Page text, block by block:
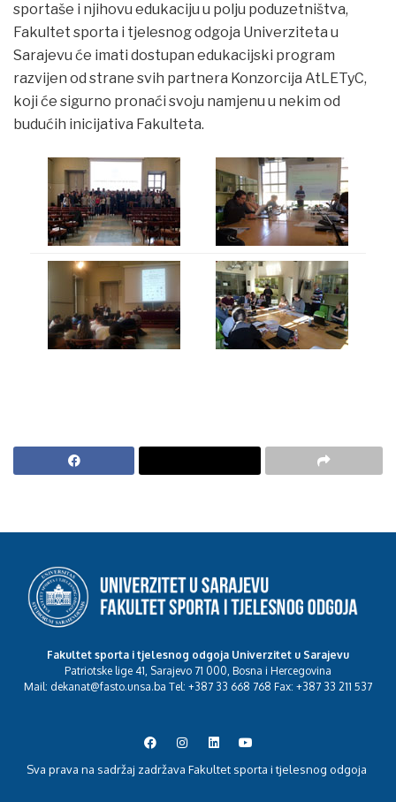
sportaše i njihovu edukaciju u polju poduzetništva,
Fakultet sporta i tjelesnog odgoja Univerziteta u
Sarajevu će imati dostupan edukacijski program
razvijen od strane svih partnera Konzorcija AtLETyC,
koji će sigurno pronaći svoju namjenu u nekim od
budućih inicijativa Fakulteta.
Fakultet sporta i tjelesnog odgoja Univerzitet u Sarajevu
Patriotske lige 41, Sarajevo 71 000, Bosna i Hercegovina
Mail: dekanat@fasto.unsa.ba Tel: +387 33 668 768 Fax: +387 33 211 537
Sva prava na sadržaj zadržava Fakultet sporta i tjelesnog odgoja